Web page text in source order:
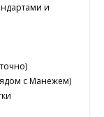
и
с Манежем)